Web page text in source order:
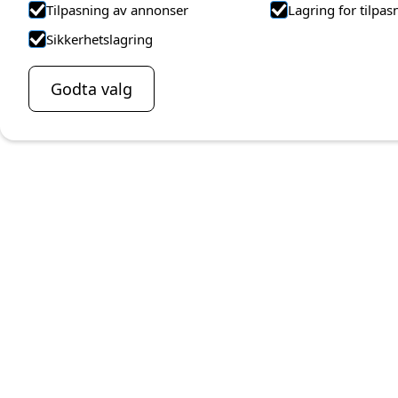
Tilpasning av annonser
Lagring for
Sikkerhetslagring
Godta valg